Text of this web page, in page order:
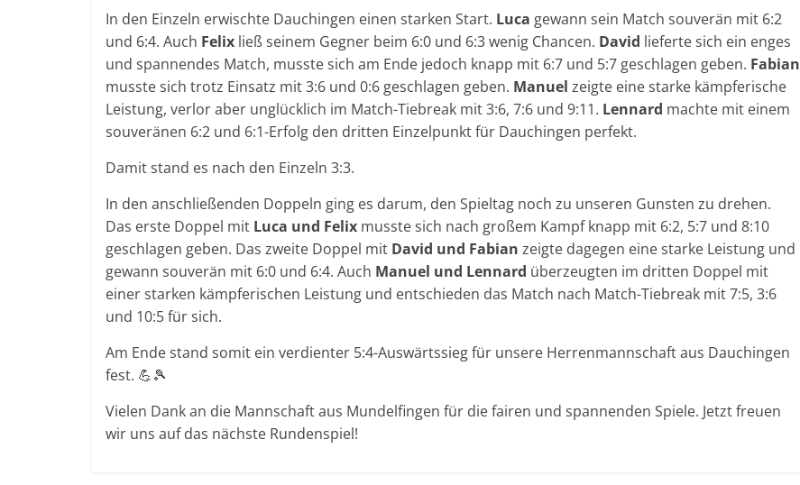
In den Einzeln erwischte Dauchingen einen starken Start. Luca gewann sein Match souverän mit 6:2
und 6:4. Auch Felix ließ seinem Gegner beim 6:0 und 6:3 wenig Chancen. David lieferte sich ein enges
und spannendes Match, musste sich am Ende jedoch knapp mit 6:7 und 5:7 geschlagen geben. Fabian
musste sich trotz Einsatz mit 3:6 und 0:6 geschlagen geben. Manuel zeigte eine starke kämpferische
Leistung, verlor aber unglücklich im Match-Tiebreak mit 3:6, 7:6 und 9:11. Lennard machte mit einem
souveränen 6:2 und 6:1-Erfolg den dritten Einzelpunkt für Dauchingen perfekt.
Damit stand es nach den Einzeln 3:3.
In den anschließenden Doppeln ging es darum, den Spieltag noch zu unseren Gunsten zu drehen.
Das erste Doppel mit Luca und Felix musste sich nach großem Kampf knapp mit 6:2, 5:7 und 8:10
geschlagen geben. Das zweite Doppel mit David und Fabian zeigte dagegen eine starke Leistung und
gewann souverän mit 6:0 und 6:4. Auch Manuel und Lennard überzeugten im dritten Doppel mit
einer starken kämpferischen Leistung und entschieden das Match nach Match-Tiebreak mit 7:5, 3:6
und 10:5 für sich.
Am Ende stand somit ein verdienter 5:4-Auswärtssieg für unsere Herrenmannschaft aus Dauchingen
fest. 💪🎾
Vielen Dank an die Mannschaft aus Mundelfingen für die fairen und spannenden Spiele. Jetzt freuen
wir uns auf das nächste Rundenspiel!